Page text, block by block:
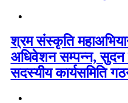
श्रम संस्कृति
अधिवेशन सम्पन्न, सुदन
सदस्यीय कार्यसमिति